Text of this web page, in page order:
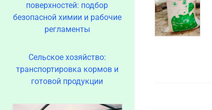
поверхностей: подбор
безопасной химии и рабочие
регламенты
Сельское хозяйство:
транспортировка кормов и
готовой продукции